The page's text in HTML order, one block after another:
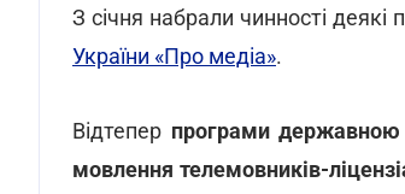
З січня набрали чинності деякі
України «Про медіа».
Відтепер програми державною
мовлення телемовників-